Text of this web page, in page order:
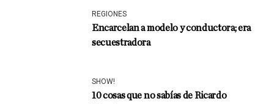
REGIONES
Encarcelan a modelo y conductora; era
secuestradora
SHOW!
10 cosas que no sabías de Ricardo